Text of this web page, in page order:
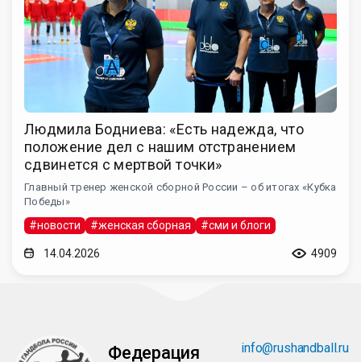
Людмила Бодниева: «Есть надежда, что
положение дел с нашим отстранением
сдвинется с мертвой точки»
Главный тренер женской сборной России – об итогах «Кубка
Победы»
#новости #женская сборная #сми и блоги
14.04.2026 4909
Федерация
info@rushandball.ru